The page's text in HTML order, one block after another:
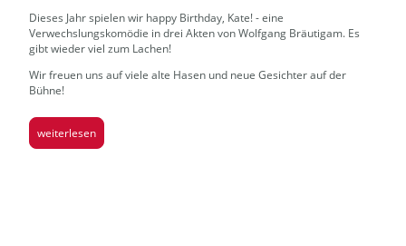
Dieses Jahr spielen wir happy Birthday, Kate! - eine
Verwechslungskomödie in drei Akten von Wolfgang Bräutigam. Es
gibt wieder viel zum Lachen!
Wir freuen uns auf viele alte Hasen und neue Gesichter auf der
Bühne!
weiterlesen